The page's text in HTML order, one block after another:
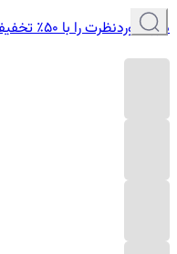
دوره موردنظرت را با ۵۰٪ تخفیف تهیه کن و یک قدم به هدفت نزدیک‌تر شو.